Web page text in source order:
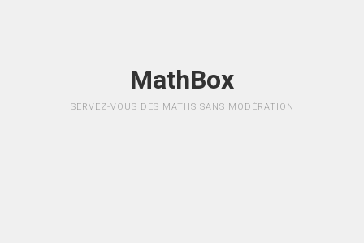
MathBox
SERVEZ-VOUS DES MATHS SANS MODÉRATION